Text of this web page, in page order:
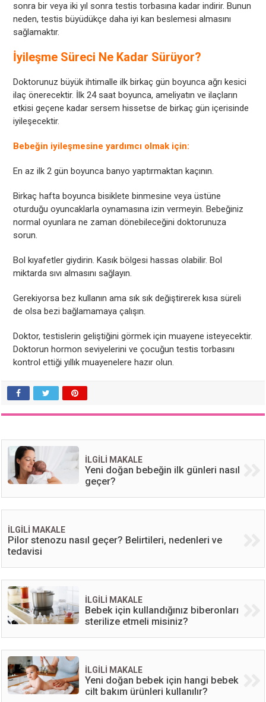
sonra bir veya iki yıl sonra testis torbasına kadar indirir. Bunun
neden, testis büyüdükçe daha iyi kan beslemesi almasını
sağlamaktır.
İyileşme Süreci Ne Kadar Sürüyor?
Doktorunuz büyük ihtimalle ilk birkaç gün boyunca ağrı kesici
ilaç önerecektir. İlk 24 saat boyunca, ameliyatın ve ilaçların
etkisi geçene kadar sersem hissetse de birkaç gün içerisinde
iyileşecektir.
Bebeğin iyileşmesine yardımcı olmak için:
En az ilk 2 gün boyunca banyo yaptırmaktan kaçının.
Birkaç hafta boyunca bisiklete binmesine veya üstüne
oturduğu oyuncaklarla oynamasına izin vermeyin. Bebeğiniz
normal oyunlara ne zaman dönebileceğini doktorunuza
sorun.
Bol kıyafetler giydirin. Kasık bölgesi hassas olabilir. Bol
miktarda sıvı almasını sağlayın.
Gerekiyorsa bez kullanın ama sık sık değiştirerek kısa süreli
de olsa bezi bağlamamaya çalışın.
Doktor, testislerin geliştiğini görmek için muayene isteyecektir.
Doktorun hormon seviyelerini ve çocuğun testis torbasını
kontrol ettiği yıllık muayenelere hazır olun.
İLGİLİ MAKALE
Yeni doğan bebeğin ilk günleri nasıl
geçer?
İLGİLİ MAKALE
Pilor stenozu nasıl geçer? Belirtileri, nedenleri ve
tedavisi
İLGİLİ MAKALE
Bebek için kullandığınız biberonları
sterilize etmeli misiniz?
İLGİLİ MAKALE
Yeni doğan bebek için hangi bebek
cilt bakım ürünleri kullanılır?